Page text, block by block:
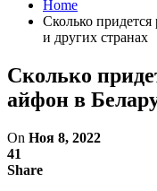
Home
Сколько
и других странах
Сколько
айфон в
On Ноя 8, 2022
41
Share